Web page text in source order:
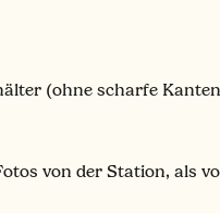
(ohne scharfe
von der Station, als